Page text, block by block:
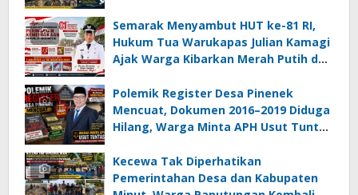
Semarak Menyambut HUT ke-81 RI,
Hukum Tua Warukapas Julian Kamagi
Ajak Warga Kibarkan Merah Putih dan
Polemik Register Desa Pinenek
Mencuat, Dokumen 2016–2019 Diduga
Hilang, Warga Minta APH Usut Tuntas
Kumtua HK
Kecewa Tak Diperhatikan
Pemerintahan Desa dan Kabupaten